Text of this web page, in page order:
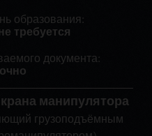
образования:
требуется
документа:
манипулятора
грузоподъёмным